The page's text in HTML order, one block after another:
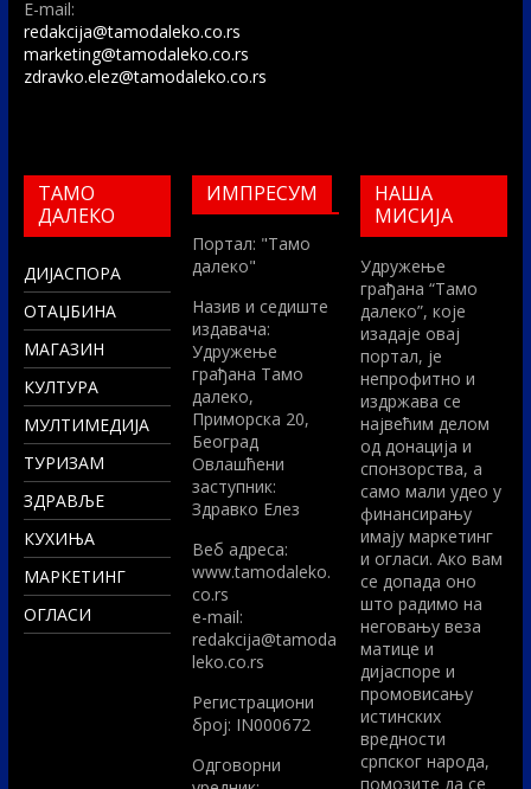
E-mail:
redakcija@tamodaleko.co.rs
marketing@tamodaleko.co.rs
zdravko.elez@tamodaleko.co.rs
ТАМО
ДАЛЕКО
ДИЈАСПОРА
ОТАЏБИНА
МАГАЗИН
КУЛТУРА
МУЛТИМЕДИЈА
ТУРИЗАМ
ЗДРАВЉЕ
КУХИЊА
МАРКЕТИНГ
ОГЛАСИ
ИМПРЕСУМ
Портал: "Тамо
далеко"
Назив и седиште
издавача:
Удружење
грађана Тамо
далеко,
Приморска 20,
Београд
Овлашћени
заступник:
Здравко Елез
Вeб адреса:
www.tamodaleko.
co.rs
e-mail:
redakcija@tamoda
leko.co.rs
Регистрациони
број: IN000672
Одговорни
НАША
МИСИЈА
Удружење
грађана “Тамо
далеко”, које
изадаје овај
портал, је
непрофитно и
издржава се
највећим делом
од донација и
спонзорства, а
само мали удео у
финансирању
имају маркетинг
и огласи. Ако вам
се допада оно
што радимо на
неговању веза
матице и
дијаспоре и
промовисању
истинских
вредности
српског народа,
помозите да се